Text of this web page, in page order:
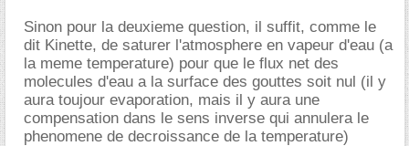
Sinon pour la deuxieme question, il suffit, comme le
dit Kinette, de saturer l'atmosphere en vapeur d'eau (a
la meme temperature) pour que le flux net des
molecules d'eau a la surface des gouttes soit nul (il y
aura toujour evaporation, mais il y aura une
compensation dans le sens inverse qui annulera le
phenomene de decroissance de la temperature)